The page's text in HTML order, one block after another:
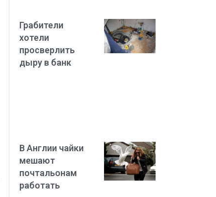
Грабители
хотели
просверлить
дыру в банк
В Англии чайки
мешают
почтальонам
работать